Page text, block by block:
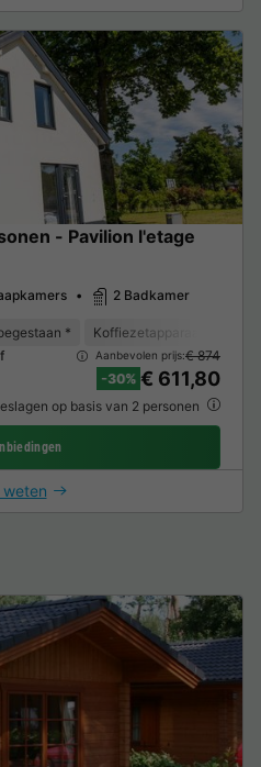
- Pavilion l'etage
2 Badkamer
* Koffiezetapparaat
Aanbevolen prijs:€ 874
-30% € 611,80
op basis van 2 personen
weten